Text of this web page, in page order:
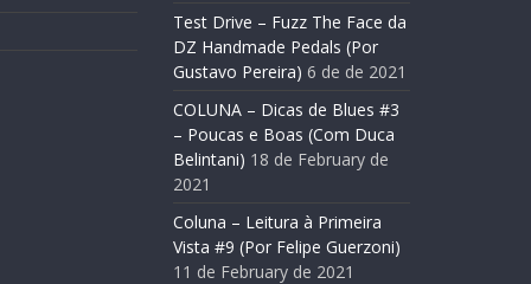
Test Drive – Fuzz The Face da
DZ Handmade Pedals (Por
Gustavo Pereira) 6 de de 2021
COLUNA – Dicas de Blues #3
– Poucas e Boas (Com Duca
Belintani) 18 de February de
2021
Coluna – Leitura à Primeira
Vista #9 (Por Felipe Guerzoni)
11 de February de 2021